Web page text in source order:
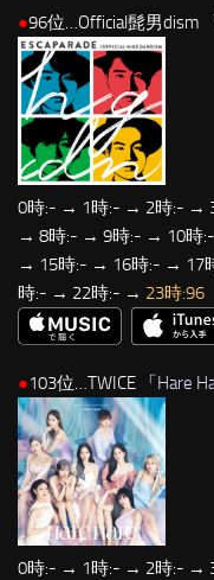
●96位…Official髭男dism
0時:- → 1時:- → 2時:- →
→ 8時:- → 9時:- → 10時
→ 15時:- → 16時:- → 17
時:- → 22時:- → 23時:96
●103位…TWICE 「Hare
0時:- → 1時:- → 2時:- →